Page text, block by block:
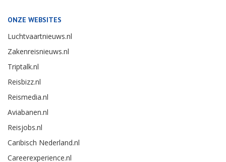
ONZE WEBSITES
Luchtvaartnieuws.nl
Zakenreisnieuws.nl
Triptalk.nl
Reisbizz.nl
Reismedia.nl
Aviabanen.nl
Reisjobs.nl
Caribisch Nederland.nl
Careerexperience.nl